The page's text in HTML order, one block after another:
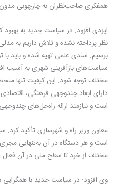
همفکری صاحب‌نظران به چارچوبی مدون
ایزدی افزود: در سیاست جدید به بهبود
نظر پرداخته نشده و تلاش داریم به مدلی
برسیم. سندی علمی تهیه شده و باید
سیاست‌های بازآفرینی شهری به آسیب
مختلف توجه شود. این کیفیت تنها
دارای ابعاد چندوجهی فرهنگی،
است و نیازمند ارائه راه‌حل‌های
معاون وزیر راه و شهرسازی تأکید
است و هر دستگاه در آن به‌تنهایی
مختلف از خرد تا سطح ملی در آن فعال
وی افزود: در سیاست جدید با همگرایی